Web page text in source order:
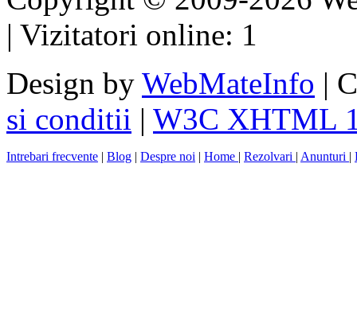
| Vizitatori online: 1
Design by WebMateInfo |
si conditii | W3C XHTML
Intrebari frecvente | Blog | Despre noi | Home | Rezolvari | Anunturi |